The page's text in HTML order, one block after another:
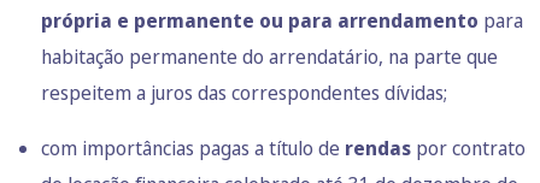
própria e permanente ou para arrendamento para
habitação permanente do arrendatário, na parte que
respeitem a juros das correspondentes dívidas;
com importâncias pagas a título de rendas por contrato